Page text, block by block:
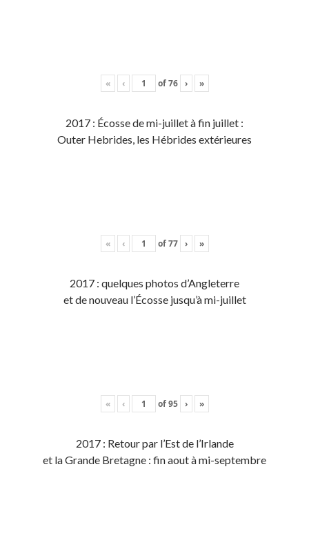
« ‹ of76 › »
2017 : Écosse de mi-juillet à fin juillet :
Outer Hebrides, les Hébrides extérieures
« ‹ of77 › »
2017 : quelques photos d’Angleterre
et de nouveau l’Écosse jusqu’à mi-juillet
« ‹ of95 › »
2017 : Retour par l’Est de l’Irlande
et la Grande Bretagne : fin aout à mi-septembre